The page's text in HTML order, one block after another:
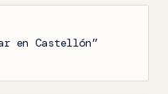
en Castellón”